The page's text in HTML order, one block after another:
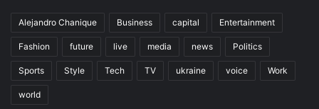
Alejandro Chanique Business capital Entertainment
Fashion future live media news Politics
Sports Style Tech TV ukraine voice Work
world